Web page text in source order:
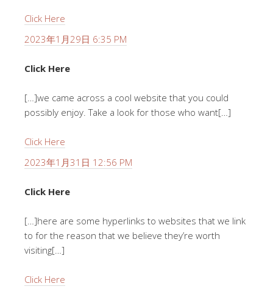
Click Here
2023年1月29日 6:35 PM
Click Here
[…]we came across a cool website that you could
possibly enjoy. Take a look for those who want[…]
Click Here
2023年1月31日 12:56 PM
Click Here
[…]here are some hyperlinks to websites that we link
to for the reason that we believe they’re worth
visiting[…]
Click Here